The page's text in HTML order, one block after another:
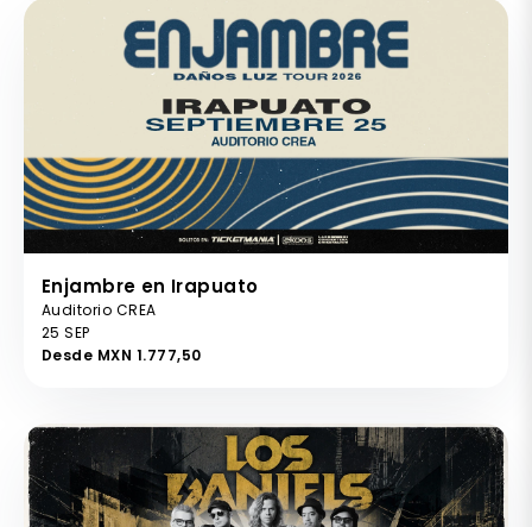
Enjambre en Irapuato
Auditorio CREA
25 SEP
Desde MXN 1.777,50